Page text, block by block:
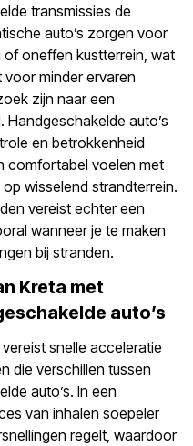
transmissies de
auto’s zorgen voor
oneffen kustterrein, wat
minder ervaren
zijn naar een
auto’s
en betrokkenheid
comfortabel voelen met
wisselend strandterrein.
vereist echter een
wanneer je te maken
bij stranden.
Kreta met
auto’s
snelle acceleratie
die verschillen tussen
auto’s. In een
van inhalen soepeler
regelt, waardoor